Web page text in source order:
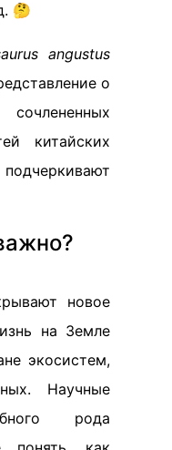
🤔
angustus
о
китайских
новое
на Земле
экосистем,
Научные
рода